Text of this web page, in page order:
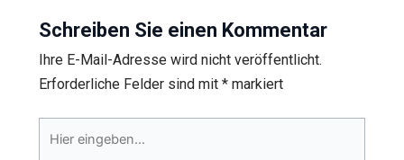
Schreiben Sie einen Kommentar
Ihre E-Mail-Adresse wird nicht veröffentlicht.
Erforderliche Felder sind mit *markiert